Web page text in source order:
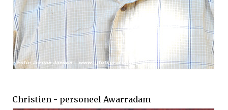
Christien - personeel Awarradam